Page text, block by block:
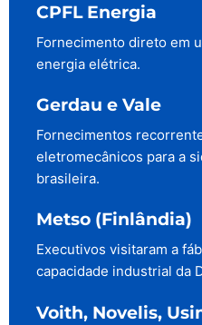
CPFL Energia
Fornecimento direto em
energia elétrica.
Gerdau e Vale
Fornecimentos
eletromecânicos para a
brasileira.
Metso (Finlândia)
Executivos visitaram a
capacidade industrial da
Voith, Novelis,